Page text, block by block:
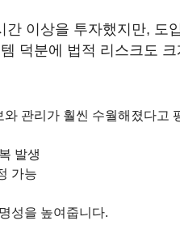
이상을 투자했지만, 도
덕분에 법적 리스크도 크
관리가 훨씬 수월해졌다고
발생
가능
성을 높여줍니다.